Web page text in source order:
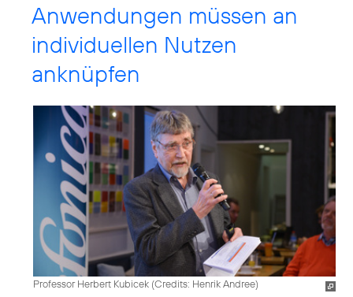
Anwendungen müssen an
individuellen Nutzen
anknüpfen
Professor Herbert Kubicek (Credits: Henrik Andree)